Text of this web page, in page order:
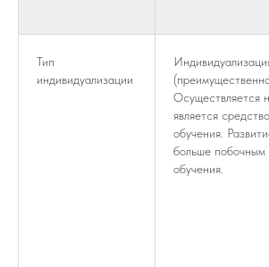
Тип
индивидуализации
Осуществляется
является
обучения.
больше побочным
обучения.